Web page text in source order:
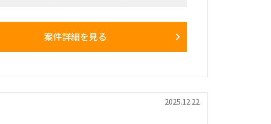
働しながら、
領域におけるビジネスサイド・システム開発部門双
ト業における生産管理／販売管理領域のDX推進支
案件詳細を見る
2025.12.22